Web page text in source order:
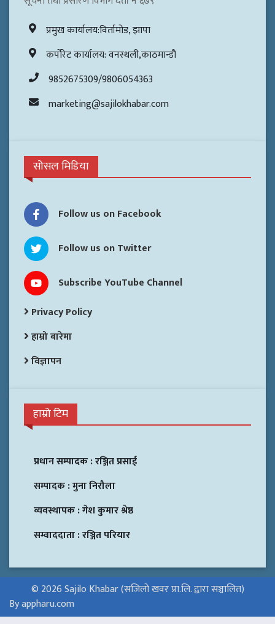
प्रमुख कार्यालय:विर्तामोड, झापा
कर्पोरेट कार्यालय: वनस्थली,काठमान्डौ
9852675309/9806054363
marketing@sajilokhabar.com
सोसल मिडिया
Follow us on Facebook
Follow us on Twitter
Subscribe YouTube Channel
Privacy Policy
हाम्रो बारेमा
विज्ञापन
हाम्रो टिम
प्रधान सम्पादक :रञ्जित प्रसाई
सम्पादक :मुना निरौला
व्यवस्थापक :गेश कुमार श्रेष्ठ
सम्वाददाता :रञ्जित परियार
© 2026 Sajilo Khabar (सजिलो खवर प्रा.लि. द्वारा सञ्चालित)
By appharu.com